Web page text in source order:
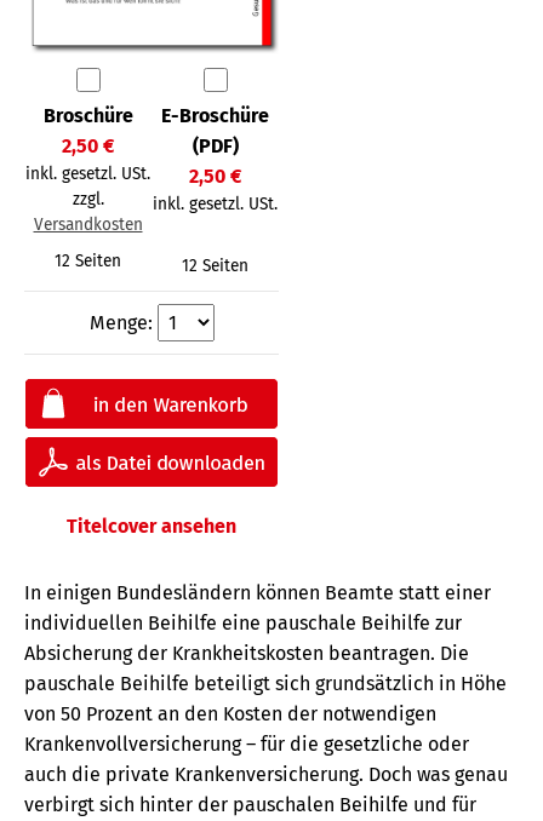
Broschüre
2,50 €
inkl. gesetzl. USt.
zzgl.
Versandkosten
12 Seiten
E-Broschüre
(PDF)
2,50 €
inkl. gesetzl. USt.
12 Seiten
Menge:
Titelcover ansehen
In einigen Bundesländern können Beamte statt einer
individuellen Beihilfe eine pauschale Beihilfe zur
Absicherung der Krankheitskosten beantragen. Die
pauschale Beihilfe beteiligt sich grundsätzlich in Höhe
von 50 Prozent an den Kosten der notwendigen
Krankenvollversicherung – für die gesetzliche oder
auch die private Krankenversicherung. Doch was genau
verbirgt sich hinter der pauschalen Beihilfe und für